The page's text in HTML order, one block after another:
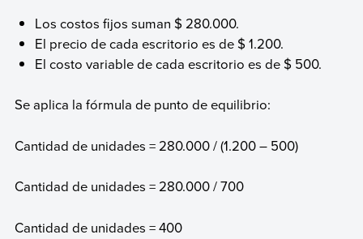
Los costos fijos suman $ 280.000.
El precio de cada escritorio es de $ 1.200.
El costo variable de cada escritorio es de $ 500.
Se aplica la fórmula de punto de equilibrio:
Cantidad de unidades = 280.000 / (1.200 – 500)
Cantidad de unidades = 280.000 / 700
Cantidad de unidades = 400